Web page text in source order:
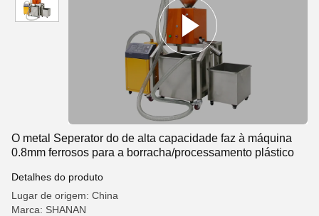
O metal Seperator do de alta capacidade faz à máquina
0.8mm ferrosos para a borracha/processamento plástico
Detalhes do produto
Lugar de origem: China
Marca: SHANAN